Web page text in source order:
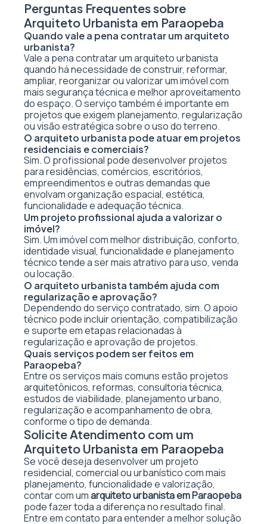
Perguntas Frequentes sobre
Arquiteto Urbanista em Paraopeba
Quando vale a pena contratar um arquiteto
urbanista?
Vale a pena contratar um arquiteto urbanista
quando há necessidade de construir, reformar,
ampliar, reorganizar ou valorizar um imóvel com
mais segurança técnica e melhor aproveitamento
do espaço. O serviço também é importante em
projetos que exigem planejamento, regularização
ou visão estratégica sobre o uso do terreno.
O arquiteto urbanista pode atuar em projetos
residenciais e comerciais?
Sim. O profissional pode desenvolver projetos
para residências, comércios, escritórios,
empreendimentos e outras demandas que
envolvam organização espacial, estética,
funcionalidade e adequação técnica.
Um projeto profissional ajuda a valorizar o
imóvel?
Sim. Um imóvel com melhor distribuição, conforto,
identidade visual, funcionalidade e planejamento
técnico tende a ser mais atrativo para uso, venda
ou locação.
O arquiteto urbanista também ajuda com
regularização e aprovação?
Dependendo do serviço contratado, sim. O apoio
técnico pode incluir orientação, compatibilização
e suporte em etapas relacionadas à
regularização e aprovação de projetos.
Quais serviços podem ser feitos em
Paraopeba?
Entre os serviços mais comuns estão projetos
arquitetônicos, reformas, consultoria técnica,
estudos de viabilidade, planejamento urbano,
regularização e acompanhamento de obra,
conforme o tipo de demanda.
Solicite Atendimento com um
Arquiteto Urbanista em Paraopeba
Se você deseja desenvolver um projeto
residencial, comercial ou urbanístico com mais
planejamento, funcionalidade e valorização,
contar com umarquiteto urbanista em Paraopeba
pode fazer toda a diferença no resultado final.
Entre em contato para entender a melhor solução